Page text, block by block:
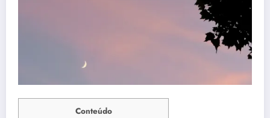
Conteúdo